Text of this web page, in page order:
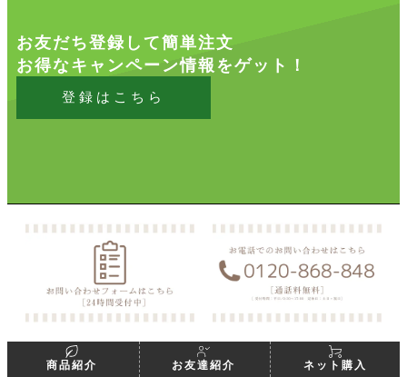
お友だち登録して簡単注文
お得なキャンペーン情報をゲット！
登録はこちら
商品紹介 お友達紹介 ネット購入